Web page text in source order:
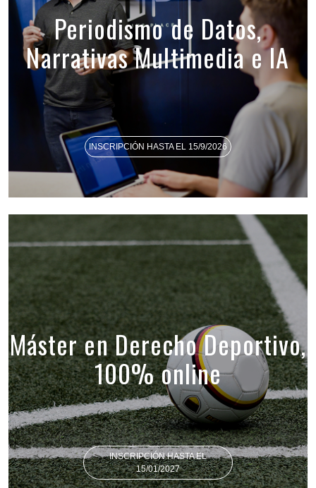
Periodismo de Datos,
Narrativas Multimedia e IA
INSCRIPCIÓN HASTA EL 15/9/2026
Máster en Derecho Deportivo,
100% online
INSCRIPCIÓN HASTA EL
15/01/2027